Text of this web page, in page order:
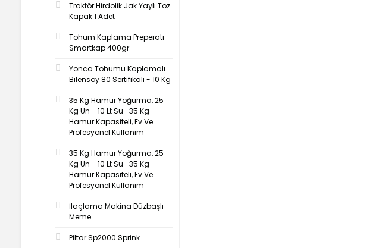
Traktör Hirdolik Jak Yaylı Toz
Kapak 1 Adet
Tohum Kaplama Preperatı
Smartkap 400gr
Yonca Tohumu Kaplamalı
Bilensoy 80 Sertifikalı - 10 Kg
35 Kg Hamur Yoğurma, 25
Kg Un - 10 Lt Su -35 Kg
Hamur Kapasiteli, Ev Ve
Profesyonel Kullanım
35 Kg Hamur Yoğurma, 25
Kg Un - 10 Lt Su -35 Kg
Hamur Kapasiteli, Ev Ve
Profesyonel Kullanım
İlaçlama Makina Düzbaşlı
Meme
Piltar Sp2000 Sprink